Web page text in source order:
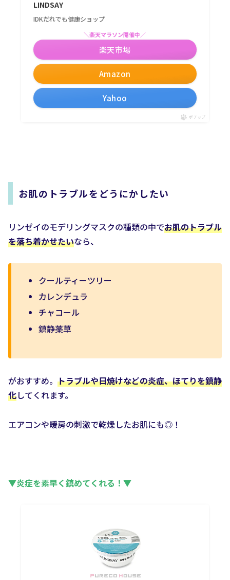
LINDSAY
IDKだれでも健康ショップ
Amazon
＼楽天マラソン開催中／
楽天市場
Yahoo
ポチップ
お肌のトラブルをどうにかしたい
リンゼイのモデリングマスクの種類の中でお肌のトラブル
を落ち着かせたいなら、
クールティーツリー
カレンデュラ
チャコール
鎮静薬草
がおすすめ。 トラブルや日焼けなどの炎症、ほてりを鎮静
化してくれます。
エアコンや暖房の刺激で乾燥したお肌にも◎！
▼炎症を素早く鎮めてくれる ！▼